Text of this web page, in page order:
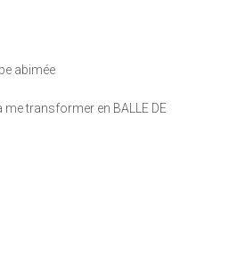
abimée
me transformer en BALLE DE